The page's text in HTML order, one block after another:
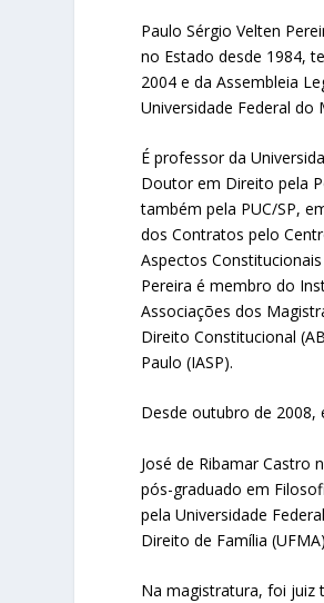
Paulo Sérgio Velten
no Estado desde 1984,
2004 e da Assembleia
Universidade Federal do
É professor da
Doutor em Direito pela
também pela PUC/SP,
dos Contratos pelo
Aspectos
Pereira é membro do
Associações dos
Direito Constitucional
Paulo (IASP).
Desde outubro de 2008,
José de Ribamar Castro
pós-graduado em
pela Universidade
Direito de Família
Na magistratura, foi juiz